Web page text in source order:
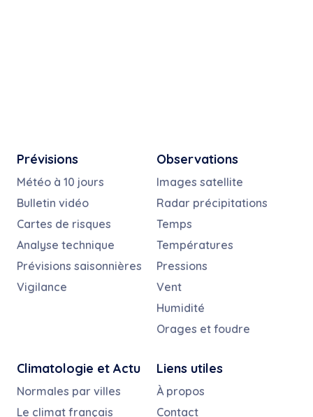
Prévisions
Météo à 10 jours
Bulletin vidéo
Cartes de risques
Analyse technique
Prévisions saisonnières
Vigilance
Observations
Images satellite
Radar précipitations
Temps
Températures
Pressions
Vent
Humidité
Orages et foudre
Climatologie et Actu
Normales par villes
Le climat français
Liens utiles
À propos
Contact